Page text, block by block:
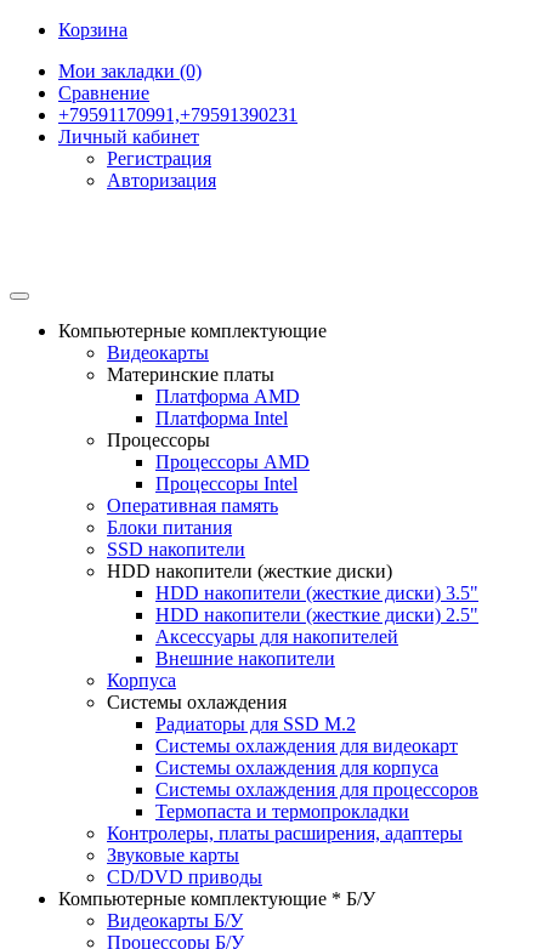
Корзина
Мои закладки (0)
Сравнение
+79591170991,+79591390231
Личный кабинет
Регистрация
Авторизация
Компьютерные комплектующие
Видеокарты
Материнские платы
Платформа AMD
Платформа Intel
Процессоры
Процессоры AMD
Процессоры Intel
Оперативная память
Блоки питания
SSD накопители
HDD накопители (жесткие диски)
HDD накопители (жесткие диски) 3.5"
HDD накопители (жесткие диски) 2.5"
Аксессуары для накопителей
Внешние накопители
Корпуса
Системы охлаждения
Радиаторы для SSD M.2
Системы охлаждения для видеокарт
Системы охлаждения для корпуса
Системы охлаждения для процессоров
Термопаста и термопрокладки
Контролеры, платы расширения, адаптеры
Звуковые карты
CD/DVD приводы
Компьютерные комплектующие * Б/У
Видеокарты Б/У
Процессоры Б/У